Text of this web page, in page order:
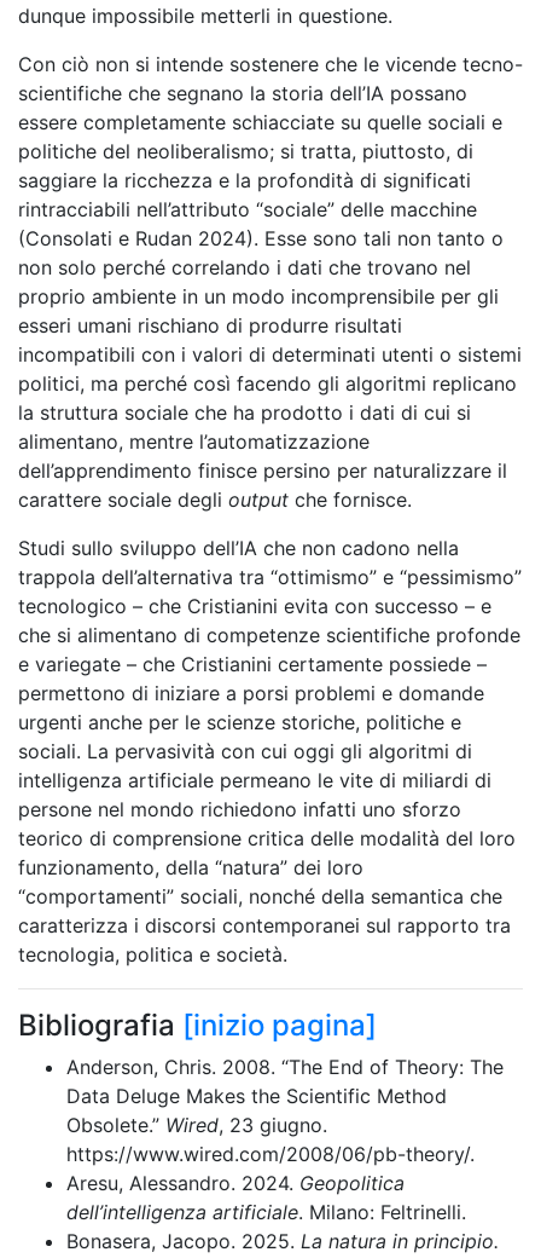
dunque impossibile metterli in questione.
Con ciò non si intende sostenere che le vicende tecno-
scientifiche che segnano la storia dell’IA possano
essere completamente schiacciate su quelle sociali e
politiche del neoliberalismo; si tratta, piuttosto, di
saggiare la ricchezza e la profondità di significati
rintracciabili nell’attributo “sociale” delle macchine
(Consolati e Rudan 2024). Esse sono tali non tanto o
non solo perché correlando i dati che trovano nel
proprio ambiente in un modo incomprensibile per gli
esseri umani rischiano di produrre risultati
incompatibili con i valori di determinati utenti o sistemi
politici, ma perché così facendo gli algoritmi replicano
la struttura sociale che ha prodotto i dati di cui si
alimentano, mentre l’automatizzazione
dell’apprendimento finisce persino per naturalizzare il
carattere sociale degli output che fornisce.
Studi sullo sviluppo dell’IA che non cadono nella
trappola dell’alternativa tra “ottimismo” e “pessimismo”
tecnologico – che Cristianini evita con successo – e
che si alimentano di competenze scientifiche profonde
e variegate – che Cristianini certamente possiede –
permettono di iniziare a porsi problemi e domande
urgenti anche per le scienze storiche, politiche e
sociali. La pervasività con cui oggi gli algoritmi di
intelligenza artificiale permeano le vite di miliardi di
persone nel mondo richiedono infatti uno sforzo
teorico di comprensione critica delle modalità del loro
funzionamento, della “natura” dei loro
“comportamenti” sociali, nonché della semantica che
caratterizza i discorsi contemporanei sul rapporto tra
tecnologia, politica e società.
Bibliografia [inizio pagina]
Anderson, Chris. 2008. “The End of Theory: The
Data Deluge Makes the Scientific Method
Obsolete.” Wired, 23 giugno.
https://www.wired.com/2008/06/pb-theory/.
Aresu, Alessandro. 2024. Geopolitica
dell’intelligenza artificiale. Milano: Feltrinelli.
Bonasera, Jacopo. 2025. La natura in principio.